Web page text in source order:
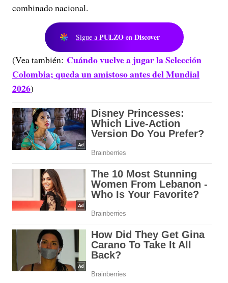
combinado nacional.
Sigue a PULZO en Discover
(Vea también: Cuándo vuelve a jugar la Selección
Colombia; queda un amistoso antes del Mundial
2026)